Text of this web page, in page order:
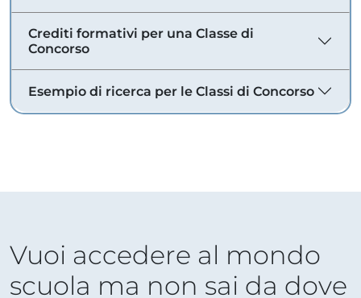
Crediti formativi per una Classe di
Concorso
Esempio di ricerca per le Classi di Concorso
Vuoi accedere al mondo
scuola ma non sai da dove